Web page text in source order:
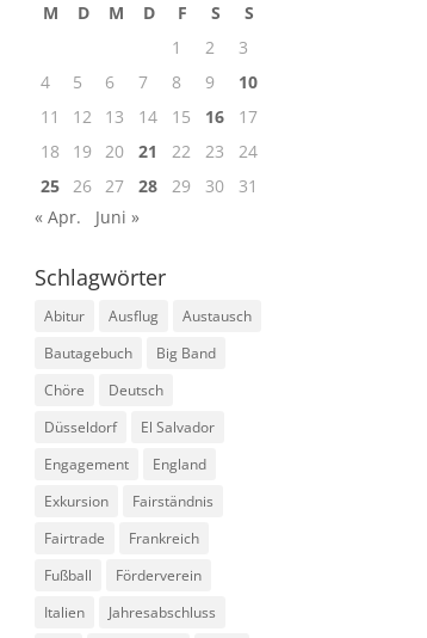
M D M D F S
S
1
2
3
4
5 6 7 8 9
10
11
12 13 14 15 16
17
18
19 20 21 22 23
24
25 26 27 28 29 30
31
« Apr.
Juni »
Schlagwörter
Abitur Ausflug
Austausch
Bautagebuch
Big Band
Chöre
Deutsch
Düsseldorf
El Salvador
Engagement
England
Exkursion
Fairständnis
Fairtrade
Frankreich
Fußball
Förderverein
Italien
Jahresabschluss